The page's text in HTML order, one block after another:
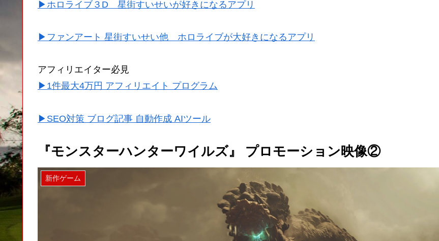
▶ホロライブ３D 星街すいせいが好きになるアプリ
▶ファンアート 星街すいせい他 ホロライブが大好きになるアプリ
アフィリエイター必見
▶1件最大4万円 アフィリエイト プログラム
▶SEO対策 ブログ記事 自動作成 AIツール
『モンスターハンターワイルズ』 プロモーション映像②
新作ゲーム